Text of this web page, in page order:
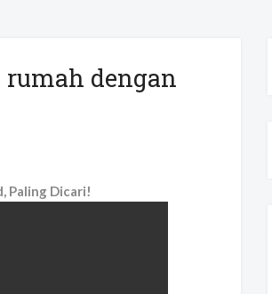
dengan
Paling Dicari!